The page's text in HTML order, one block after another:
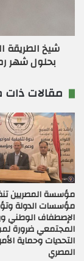
شيخ الطريقة
بحلول شهر
مقالات ذات
مؤسسة المصريين
مؤسسات الدولة
الإصطفاف الوطني
المجتمعي ضرورة
التحديات وحماية
المصري